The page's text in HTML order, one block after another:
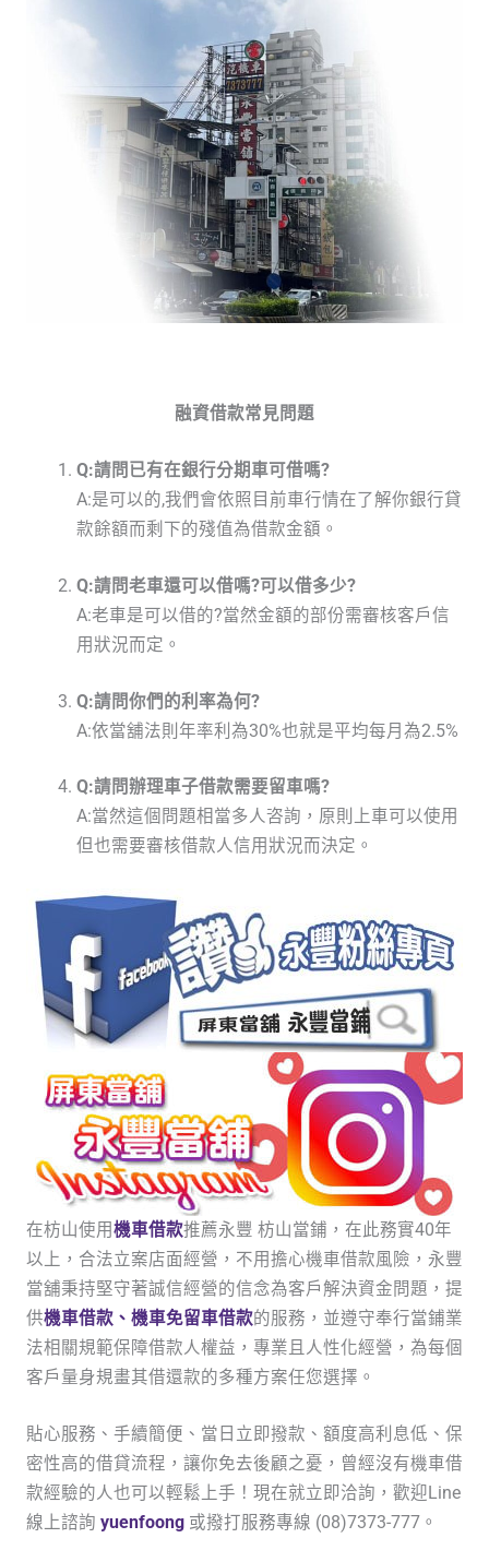
融資借款常見問題
Q:請問已有在銀行分期車可借嗎?
A:是可以的,我們會依照目前車行情在了解你銀行貸
款餘額而剩下的殘值為借款金額。
Q:請問老車還可以借嗎?可以借多少?
A:老車是可以借的?當然金額的部份需審核客戶信
用狀況而定。
Q:請問你們的利率為何?
A:依當舖法則年率利為30%也就是平均每月為2.5%
Q:請問辦理車子借款需要留車嗎?
A:當然這個問題相當多人咨詢，原則上車可以使用
但也需要審核借款人信用狀況而決定。
在枋山使用機車借款推薦永豐 枋山當鋪，在此務實40年
以上，合法立案店面經營，不用擔心機車借款風險，永豐
當舖秉持堅守著誠信經營的信念為客戶解決資金問題，提
供機車借款、機車免留車借款的服務，並遵守奉行當鋪業
法相關規範保障借款人權益，專業且人性化經營，為每個
客戶量身規畫其借還款的多種方案任您選擇。
貼心服務、手續簡便、當日立即撥款、額度高利息低、保
密性高的借貸流程，讓你免去後顧之憂，曾經沒有機車借
款經驗的人也可以輕鬆上手！現在就立即洽詢，歡迎Line
線上諮詢 yuenfoong 或撥打服務專線 (08)7373-777。